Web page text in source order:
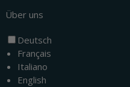
Über uns
Deutsch
Français
Italiano
English